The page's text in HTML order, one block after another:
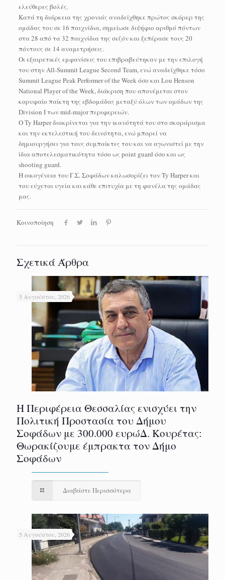
ελεύθερες βολές.
Κατά τη διάρκεια της χρονιάς αναδείχθηκε πρώτος σκόρερ της
ομάδας του σε 16 παιχνίδια, σημείωσε διψήφιο αριθμό πόντων
στα 28 από τα 32 παιχνίδια της σεζόν και ξεπέρασε τους 20
πόντους σε 14 αναμετρήσεις.
Οι εξαιρετικές εμφανίσεις του επιβραβεύτηκαν με την επιλογή
του στην All-Summit League Second Team, ενώ αναδείχθηκε τόσο
Summit League Peak Performer of the Week όσο και Lou Henson
National Player of the Week, διάκριση που απονέμεται στον
κορυφαίο παίκτη της εβδομάδας μεταξύ όλων των ομάδων της
Division I των mid-major περιφερειών.
Ο Ty Harper διακρίνεται για την ικανότητά του στο σκοράρισμα
και την εκτελεστική του δεινότητα, ενώ μπορεί να
δημιουργήσει για τους συμπαίκτες του και να αγωνιστεί με την
ίδια αποτελεσματικότητα τόσο ως point guard όσο και ως
shooting guard.
Η οικογένεια του Γ.Σ. Σοφάδων καλωσορίζει τον Ty Harper και
του εύχεται υγεία και κάθε επιτυχία με τη φανέλα της ομάδας
μας.
Κοινοποίηση
Σχετικά Άρθρα
5 Αυγούστου, 2026
Η Περιφέρεια Θεσσαλίας ενισχύει την
Πολιτική Προστασία του Δήμου
Σοφάδων με 300.000 ευρώΔ. Κουρέτας:
Θωρακίζουμε έμπρακτα τον Δήμο
Σοφάδων
Διαβάστε Περισσότερα
5 Αυγούστου, 2026